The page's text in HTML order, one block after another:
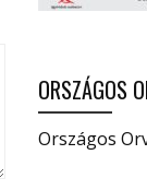
ORSZÁGOS
Országos